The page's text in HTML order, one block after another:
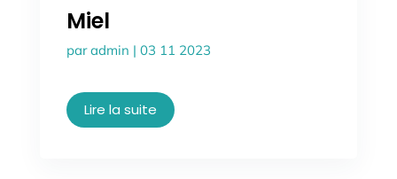
Miel
paradmin | 03 11 2023
Lire la suite